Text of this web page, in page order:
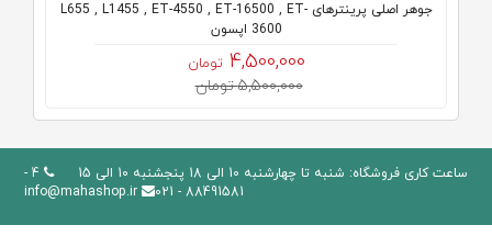
جوهر اصلی پرینترهای L655 , L1455 , ET-4550 , ET-16500 , ET-
3600 اپسون
4,500,000 تومان
5,500,000 تومان
ساعت کاری فروشگاه: شنبه تا چهارشنبه 10 الی 18 پنجشنبه 10 الی 15
4 -
88491581 - 021
info@mahashop.ir